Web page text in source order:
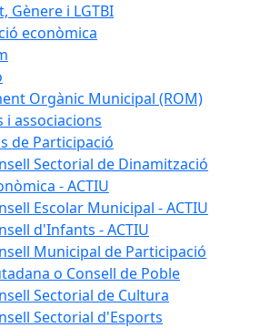
Gènere i LGTBI
econòmica
Orgànic Municipal (ROM)
i associacions
de Participació
Sectorial de Dinamització
- ACTIU
Escolar Municipal - ACTIU
d'Infants - ACTIU
Municipal de Participació
o Consell de Poble
Sectorial de Cultura
Sectorial d'Esports